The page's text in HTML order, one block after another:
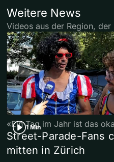
Weitere News
Videos aus der Region,
1 Min
«Ein Tag im Jahr ist das
Street-Parade-Fans
mitten in Zürich